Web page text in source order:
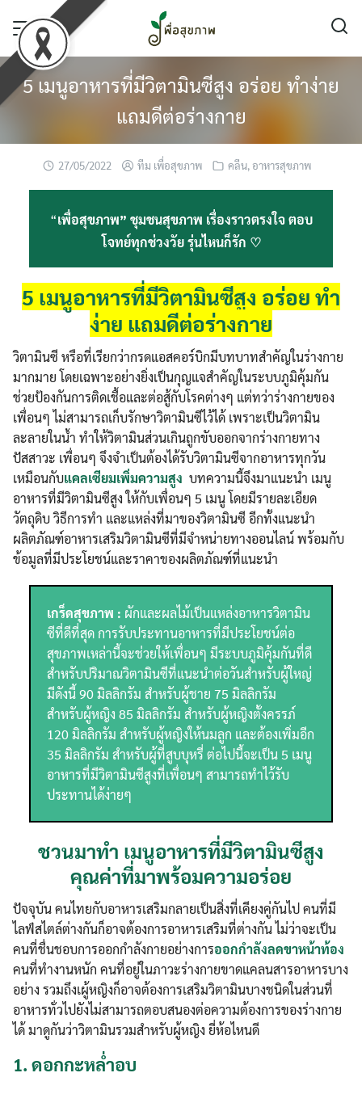
content
5 เมนูอาหารที่มีวิตามินซีสูง อร่อย ทำง่าย
แถมดีต่อร่างกาย
27/05/2022 ทีม เพื่อสุขภาพ คลีน, อาหารสุขภาพ
“เพื่อสุขภาพ” ชุมชนสุขภาพ เรื่องราวตรงใจ ตอบ
โจทย์ทุกช่วงวัย รุ่นไหนก็รัก ♡
5 เมนูอาหารที่มีวิตามินซีสูง อร่อย ทำ
ง่าย แถมดีต่อร่างกาย
วิตามินซี หรือที่เรียกว่ากรดแอสคอร์บิกมีบทบาทสำคัญในร่างกาย
มากมาย โดยเฉพาะอย่างยิ่งเป็นกุญแจสำคัญในระบบภูมิคุ้มกัน
ช่วยป้องกันการติดเชื้อและต่อสู้กับโรคต่างๆ แต่ทว่าร่างกายของ
เพื่อนๆ ไม่สามารถเก็บรักษาวิตามินซีไว้ได้ เพราะเป็นวิตามิน
ละลายในน้ำ ทำให้วิตามินส่วนเกินถูกขับออกจากร่างกายทาง
ปัสสาวะ เพื่อนๆ จึงจำเป็นต้องได้รับวิตามินซีจากอาหารทุกวัน
เหมือนกับแคลเซียมเพิ่มความสูง บทความนี้จึงมาแนะนำ เมนู
อาหารที่มีวิตามินซีสูง ให้กับเพื่อนๆ 5 เมนู โดยมีรายละเอียด
วัตถุดิบ วิธีการทำ และแหล่งที่มาของวิตามินซี อีกทั้งแนะนำ
ผลิตภัณฑ์อาหารเสริมวิตามินซีที่มีจำหน่ายทางออนไลน์ พร้อมกับ
ข้อมูลที่มีประโยชน์และราคาของผลิตภัณฑ์ที่แนะนำ
เกร็ดสุขภาพ : ผักและผลไม้เป็นแหล่งอาหารวิตามิน
ซีที่ดีที่สุด การรับประทานอาหารที่มีประโยชน์ต่อ
สุขภาพเหล่านี้จะช่วยให้เพื่อนๆ มีระบบภูมิคุ้มกันที่ดี
สำหรับปริมาณวิตามินซีที่แนะนำต่อวันสำหรับผู้ใหญ่
มีดังนี้ 90 มิลลิกรัม สำหรับผู้ชาย 75 มิลลิกรัม
สำหรับผู้หญิง 85 มิลลิกรัม สำหรับผู้หญิงตั้งครรภ์
120 มิลลิกรัม สำหรับผู้หญิงให้นมลูก และต้องเพิ่มอีก
35 มิลลิกรัม สำหรับผู้ที่สูบบุหรี่ ต่อไปนี้จะเป็น 5 เมนู
อาหารที่มีวิตามินซีสูงที่เพื่อนๆ สามารถทำไว้รับ
ประทานได้ง่ายๆ
ชวนมาทำ เมนูอาหารที่มีวิตามินซีสูง
คุณค่าที่มาพร้อมความอร่อย
ปัจจุบัน คนไทยกับอาหารเสริมกลายเป็นสิ่งที่เคียงคู่กันไป คนที่มี
ไลฟ์สไตล์ต่างกันก็อาจต้องการอาหารเสริมที่ต่างกัน ไม่ว่าจะเป็น
คนที่ชื่นชอบการออกกำลังกายอย่างการออกกำลังลดขาหน้าท้อง
คนที่ทำงานหนัก คนที่อยู่ในภาวะร่างกายขาดแคลนสารอาหารบาง
อย่าง รวมถึงเผู้หญิงก็อาจต้องการเสริมวิตามินบางชนิดในส่วนที่
อาหารทั่วไปยังไม่สามารถตอบสนองต่อความต้องการของร่างกาย
ได้ มาดูกันว่าวิตามินรวมสำหรับผู้หญิง ยี่ห้อไหนดี
1. ดอกกะหล่ำอบ